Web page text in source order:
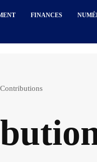
FINANCES
Contributions